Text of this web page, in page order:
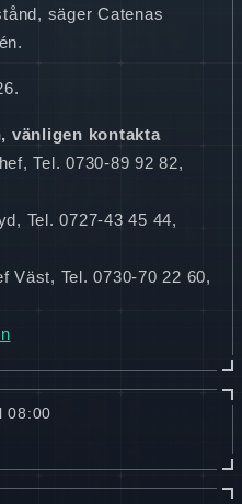
säger Catenas
vänligen kontakta
Tel. 0730-89 92 82,
Tel. 0727-43 45 44,
Väst, Tel. 0730-70 22 60,
08:00